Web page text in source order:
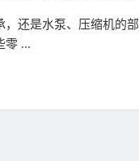
，还是水泵、压缩机的部
零 ...